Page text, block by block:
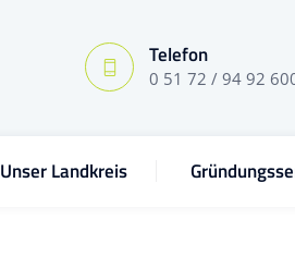
Telefon
0 51 72 / 94 92
Unser Landkreis